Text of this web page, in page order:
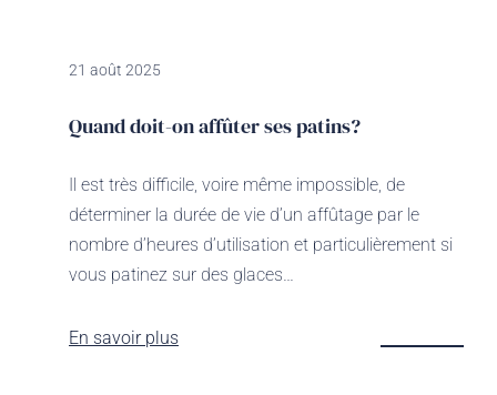
21 août 2025
Quand doit-on affûter ses patins?
Il est très difficile, voire même impossible, de
déterminer la durée de vie d’un affûtage par le
nombre d’heures d’utilisation et particulièrement si
vous patinez sur des glaces…
En savoir plus